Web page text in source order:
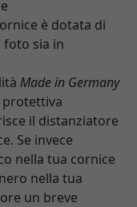
è dotata di
foto sia in
Made in Germany
il distanziatore
Se invece
nella tua cornice
nella tua
un breve